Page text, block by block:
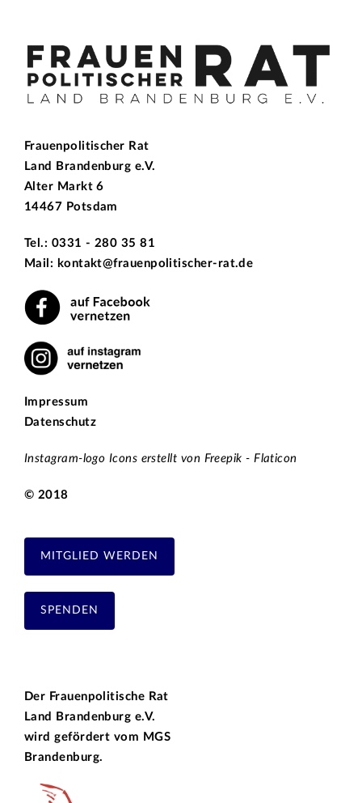
Frauenpolitischer Rat
Land Brandenburg e.V.
Alter Markt 6
14467 Potsdam
Tel.: 0331 - 280 35 81
Mail: kontakt@frauenpolitischer-rat.de
Impressum
Datenschutz
Instagram-logo Icons erstellt von Freepik - Flaticon
© 2018
MITGLIED WERDEN
SPENDEN
Der Frauenpolitische Rat
Land Brandenburg e.V.
wird gefördert vom MGS
Brandenburg.